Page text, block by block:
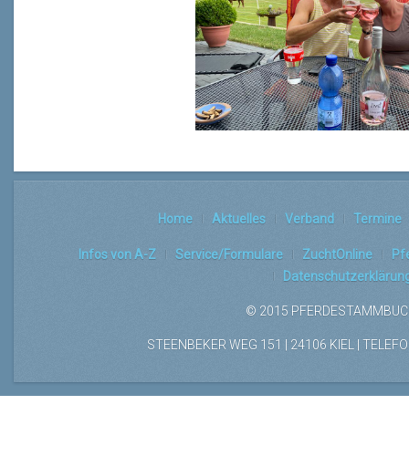
Home Aktuelles Verband Termine
Infos von A-Z Service/Formulare ZuchtOnline
© 2015
STEENBEKER WEG 151 | 24106 KIEL |